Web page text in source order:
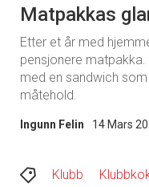
Matpakkas
Etter et år med
pensjonere
med en sandwich
måtehold.
Ingunn Felin 14 Mars
Klubb